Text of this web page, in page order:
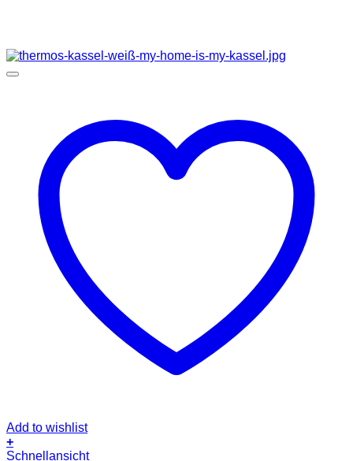
Add to wishlist
+
Dieses
Schnellansicht